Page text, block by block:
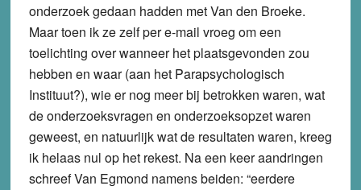
onderzoek gedaan hadden met Van den Broeke.
Maar toen ik ze zelf per e-mail vroeg om een
toelichting over wanneer het plaatsgevonden zou
hebben en waar (aan het Parapsychologisch
Instituut?), wie er nog meer bij betrokken waren, wat
de onderzoeksvragen en onderzoeksopzet waren
geweest, en natuurlijk wat de resultaten waren, kreeg
ik helaas nul op het rekest. Na een keer aandringen
schreef Van Egmond namens beiden: “eerdere